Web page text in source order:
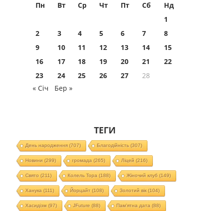
Пн Вт Ср Чт Пт Сб
Нд
1
2
3 4 5 6 7
8
9
10 11 12 13 14
15
16
17 18 19 20 21
22
23
24 25 26 27
28
« Січ
Бер »
ТЕГИ
День народження(707) Благодійність(307)
Новини (299) громада (265) Ліцей (216)
Свято (211) Колель Тора (188) Жіночий клуб (149)
Ханука (111) Йорцайт (108) Золотий вік(104)
Хасидізм (97) JFuture (88) Пам'ятна дата (88)